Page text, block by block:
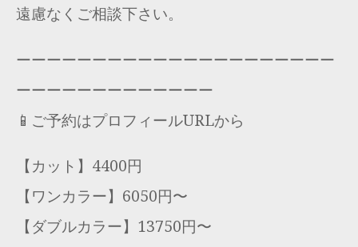
遠慮なくご相談下さい。
ーーーーーーーーーーーーーーーーーーーーー
ーーーーーーーーーーーーー
📱ご予約はプロフィールURLから
【カット】4400円
【ワンカラー】6050円〜
【ダブルカラー】13750円〜